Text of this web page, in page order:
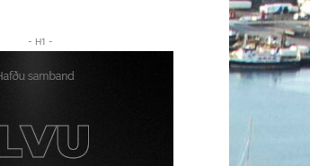
- H1 -